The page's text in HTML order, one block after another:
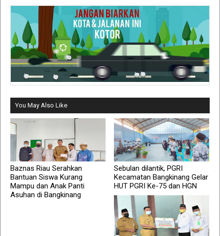
You May Also Like
Baznas Riau Serahkan
Bantuan Siswa Kurang
Mampu dan Anak Panti
Asuhan di Bangkinang
Sebulan dilantik, PGRI
Kecamatan Bangkinang Gelar
HUT PGRI Ke-75 dan HGN